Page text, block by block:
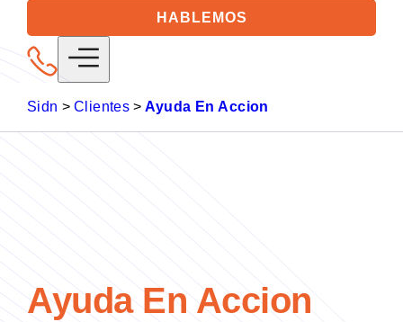
HABLEMOS
Sidn > Clientes >Ayuda En Accion
Ayuda En Accion